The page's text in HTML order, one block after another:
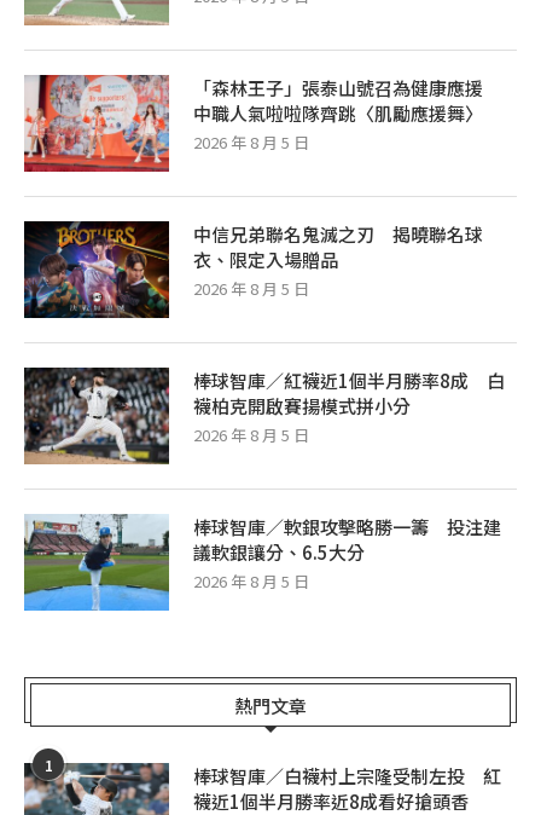
「森林王子」張泰山號召為健康應援
中職人氣啦啦隊齊跳〈肌勵應援舞〉
2026 年 8 月 5 日
中信兄弟聯名鬼滅之刃 揭曉聯名球
衣、限定入場贈品
2026 年 8 月 5 日
棒球智庫／紅襪近1個半月勝率8成 白
襪柏克開啟賽揚模式拼小分
2026 年 8 月 5 日
棒球智庫／軟銀攻擊略勝一籌 投注建
議軟銀讓分、6.5大分
2026 年 8 月 5 日
熱門文章
1
棒球智庫／白襪村上宗隆受制左投 紅
襪近1個半月勝率近8成看好搶頭香